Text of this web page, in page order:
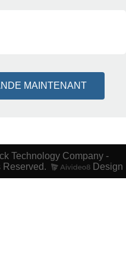
MAINTENANT
Technology Company -
Reserved.
Design